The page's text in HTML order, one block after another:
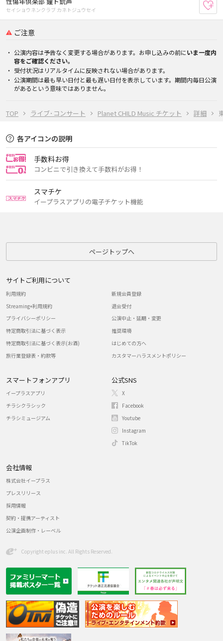
TOP ライブ･コンサート Planet CHILD Music チケット 詳細
セイショウネンクラブ カネトジュウセイ
ご注意
公演内容は予告なく変更する場合があります。お申し込みの前にいま一度内
容をご確認ください。
受付状況はリアルタイムに反映されない場合があります。
公演期間は最も早い日付と最も遅い日付を表示しています。期間内毎日公演
があるという意味ではありません。
各アイコンの説明
手数料お得
コンビニで引き換えて手数料がお得！
スマチケ
イープラスアプリの電子チケット機能
ページトップへ
サイトご利用について
利用規約
Streaming+利用規約
プライバシーポリシー
特定商取引法に基づく表示
特定商取引法に基づく表示(お酒)
旅行業登録表・約款等
新規会員登録
退会受付
公演中止・延期・変更
推奨環境
はじめての方へ
カスタマーハラスメントポリシー
スマートフォンアプリ
イープラスアプリ
チラシクラシック
チラシミュージアム
公式SNS
X
Facebook
Youtube
Instagram
TikTok
会社情報
株式会社イープラス
プレスリリース
採用情報
契約・提携アーティスト
公演企画制作・レーベル
Copyright eplus inc. All Rights Reserved.